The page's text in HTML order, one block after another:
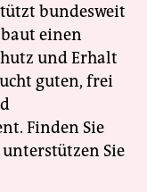
bundesweit
einen
und Erhalt
guten, frei
Finden Sie
Sie